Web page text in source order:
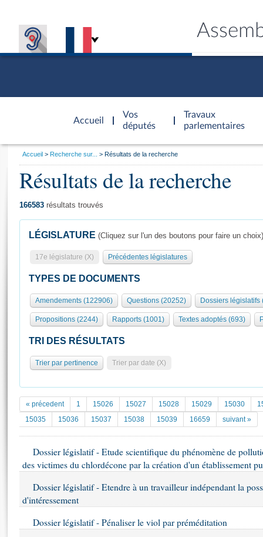
Accueil
d'accueil
Vos
députés
Travaux
parlementaires
Présidence
577 députés
Groupes politiques
Séance publique
Commissions et autres organes
Europe et International
Pétitions
Documents parlementaires
Projets de loi
Propositions de loi
Amendements
Rapports d'enquête
Général
Rôle et pouvoirs de l'Assemblée
Organisation de l'Assemblée
Présidence Conférence des Présidents Bureau Collège des
Statistiques et chiffres clés
Documents de référence
( Constitution | Règlement de l'Assemblée ... )
Histoire
Juniors
Anciennes législatures
Liens vers les sites publics
Visiter l'Assemblée
Visite virtuelle du palais Bourbon
Assister à une séance
La Bibliothèque
Les archives
Photos libres de droit
Vous
Accueil Recherche sur... Résultats de la recherche
Résultats de la recherche
166583 résultats trouvés
LÉGISLATURE (Cliquez sur l'un des boutons pour faire un choix)
17e législature (X) Précédentes législatures
TYPES DE DOCUMENTS
Amendements (122906) Questions (20252) Dossiers législatifs
Propositions (2244) Rapports (1001) Textes adoptés (693)
TRI DES RÉSULTATS
Trier par pertinence Trier par date (X)
« précedent 1 15026 15027 15028 15029 15030
15035
15036 15037 15038 15039 16659 suivant »
Dossier législatif - Etude scientifique du phénomène de
des victimes du chlordécone par la création d'un établissement
Dossier législatif - Etendre à un travailleur indépendant la
d'intéressement
Dossier législatif - Pénaliser le viol par préméditation